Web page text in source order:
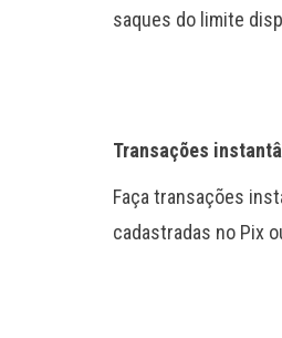
saques do limite
Transações
Faça transações
cadastradas no Pix